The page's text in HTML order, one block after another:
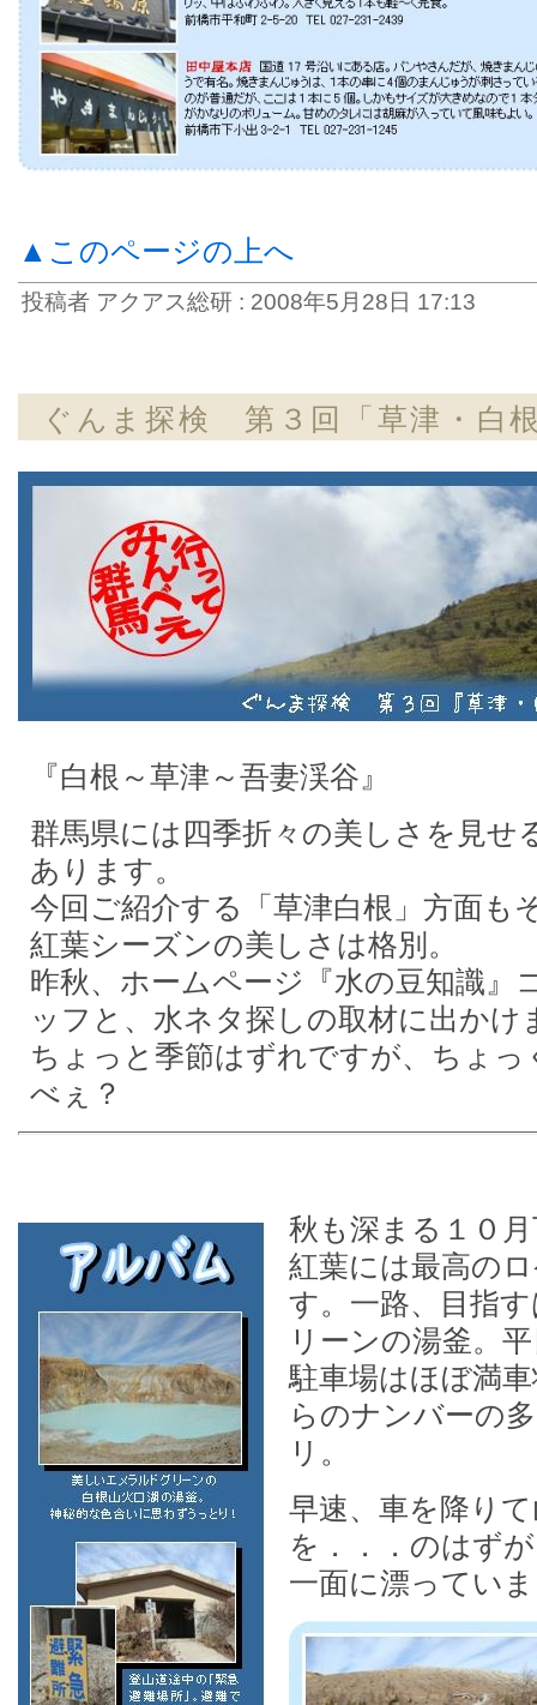
▲このページの上へ
投稿者 アクアス総研 : 2008年5月28日 17:13
ぐんま探検 第３回「草津・白
『白根～草津～吾妻渓谷』
群馬県には四季折々の美しさを見せ
あります。
今回ご紹介する「草津白根」方面も
紅葉シーズンの美しさは格別。
昨秋、ホームページ『水の豆知識』
ッフと、水ネタ探しの取材に出かけ
ちょっと季節はずれですが、ちょっ
べぇ？
秋も深まる１０
紅葉には最高の
す。一路、目指
リーンの湯釜。
駐車場はほぼ満
らのナンバーの
リ。
早速、車を降り
を．．．のはず
一面に漂ってい